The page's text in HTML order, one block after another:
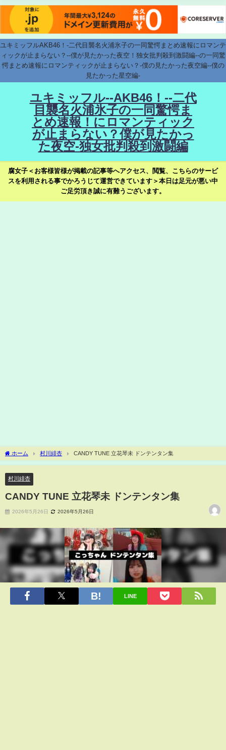
ユキミッフルAKB46！-二代目襲名火浦氷子の一同驚愕まとめ速報にロマンテ
ィックが止まらない？--僕が見たかった夜空！独女批判殺到激闘編--の一同驚
愕まとめ速報にロマンティックが止まらない？-僕の見たかった夜空編--僕の
見たかった星空編-
ユキミッフル--AKB46！--二代
目襲名火浦氷子の一同驚愕ま
とめ速報！にロマンティック
が止まらない？僕が見たかっ
た夜空-独女批判殺到激闘編
腐女子＜お客様皆様が掲載の記事等へアクセス、閲覧、こちらのサービ
スを利用される事でかろうじて運営できています＞本日は足元が悪い中
ご足労頂き誠に有難うございます。
ホーム 村川緋杏 CANDY TUNE 立花琴未 ドンテンタン集
村川緋杏
CANDY TUNE 立花琴未 ドンテンタン集
2026年5月26日 2026年5月26日
LINE